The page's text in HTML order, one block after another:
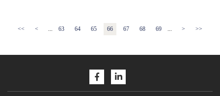
<< < ... 63 64 65 66 67 68 69 ... > >>